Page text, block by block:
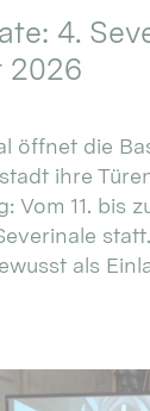
4.
2026
öffnet die
ihre
Vom 11. bis
als